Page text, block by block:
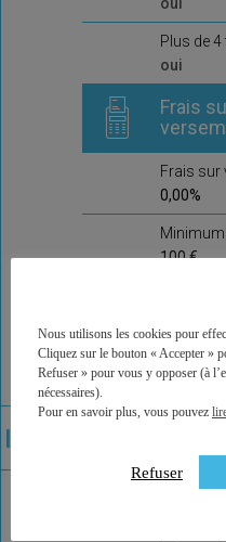
Plus de
oui
Frais
Frais sur
0,00%
100 €
Frais
0,0%
Nous utilisons les cookies pour
Cliquez sur le bouton « Accepter »
Refuser » pour vous y opposer (à
nécessaires).
Pour en savoir plus, vous pouvez
Refuser